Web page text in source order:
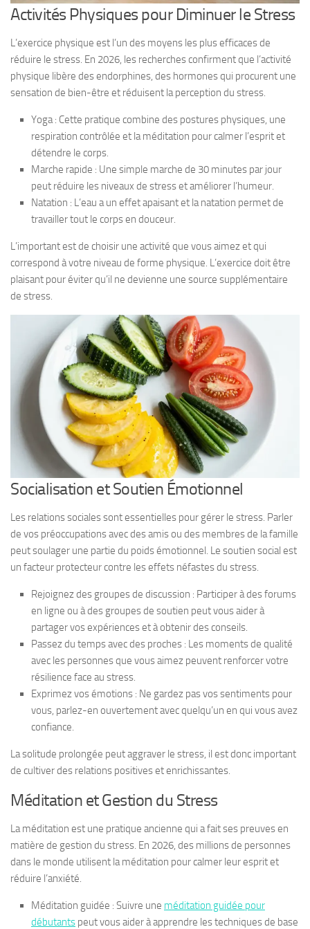
Activités Physiques pour Diminuer le Stress
L’exercice physique est l’un des moyens les plus efficaces de
réduire le stress. En 2026, les recherches confirment que l’activité
physique libère des endorphines, des hormones qui procurent une
sensation de bien-être et réduisent la perception du stress.
Yoga : Cette pratique combine des postures physiques, une
respiration contrôlée et la méditation pour calmer l’esprit et
détendre le corps.
Marche rapide : Une simple marche de 30 minutes par jour
peut réduire les niveaux de stress et améliorer l’humeur.
Natation : L’eau a un effet apaisant et la natation permet de
travailler tout le corps en douceur.
L’important est de choisir une activité que vous aimez et qui
correspond à votre niveau de forme physique. L’exercice doit être
plaisant pour éviter qu’il ne devienne une source supplémentaire
de stress.
Socialisation et Soutien Émotionnel
Les relations sociales sont essentielles pour gérer le stress. Parler
de vos préoccupations avec des amis ou des membres de la famille
peut soulager une partie du poids émotionnel. Le soutien social est
un facteur protecteur contre les effets néfastes du stress.
Rejoignez des groupes de discussion : Participer à des forums
en ligne ou à des groupes de soutien peut vous aider à
partager vos expériences et à obtenir des conseils.
Passez du temps avec des proches : Les moments de qualité
avec les personnes que vous aimez peuvent renforcer votre
résilience face au stress.
Exprimez vos émotions : Ne gardez pas vos sentiments pour
vous, parlez-en ouvertement avec quelqu’un en qui vous avez
confiance.
La solitude prolongée peut aggraver le stress, il est donc important
de cultiver des relations positives et enrichissantes.
Méditation et Gestion du Stress
La méditation est une pratique ancienne qui a fait ses preuves en
matière de gestion du stress. En 2026, des millions de personnes
dans le monde utilisent la méditation pour calmer leur esprit et
réduire l’anxiété.
Méditation guidée : Suivre une méditation guidée pour
débutants peut vous aider à apprendre les techniques de base